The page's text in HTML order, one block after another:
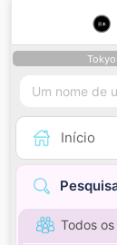
Início
Todos